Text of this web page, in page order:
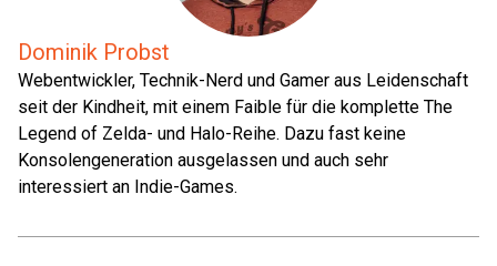
Dominik Probst
Webentwickler, Technik-Nerd und Gamer aus Leidenschaft
seit der Kindheit, mit einem Faible für die komplette The
Legend of Zelda- und Halo-Reihe. Dazu fast keine
Konsolengeneration ausgelassen und auch sehr
interessiert an Indie-Games.